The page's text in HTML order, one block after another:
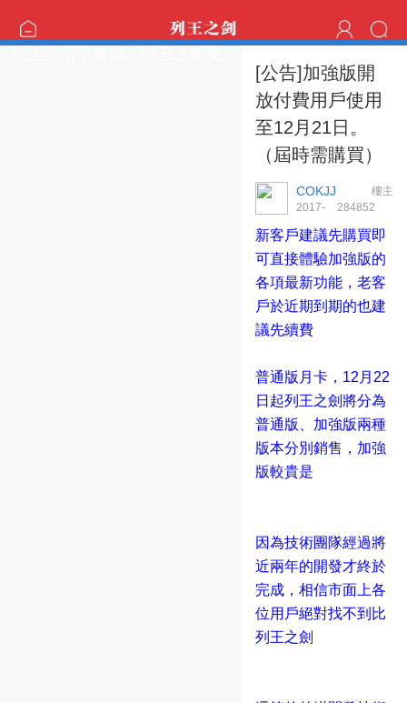
[公告]加強版開
放付費用戶使用
至12月21日。
（屆時需購買）
樓主
COKJJ
284852
2017-
新客戶建議先購買即
可直接體驗加強版的
各項最新功能，老客
戶於近期到期的也建
議先續費
普通版月卡，12月22
日起列王之劍將分為
普通版、加強版兩種
版本分別銷售，加強
版較貴是
因為技術團隊經過將
近兩年的開發才終於
完成，相信市面上各
位用戶絕對找不到比
列王之劍